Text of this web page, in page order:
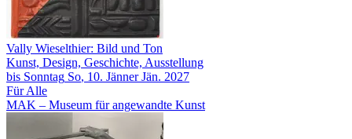
Vally Wieselthier: Bild und Ton
Kunst, Design, Geschichte, Ausstellung
bis Sonntag So, 10. Jänner Jän. 2027
Für Alle
MAK – Museum für angewandte Kunst